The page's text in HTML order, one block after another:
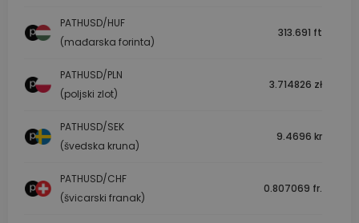
PATHUSD/HUF
(mađarska forinta)
313.691 ft
PATHUSD/PLN
(poljski zlot)
3.714826 zł
PATHUSD/SEK
(švedska kruna)
9.4696 kr
PATHUSD/CHF
(švicarski franak)
0.807069 fr.